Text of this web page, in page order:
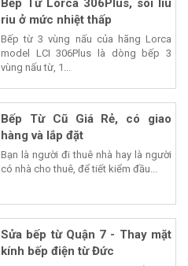
riu ở mức nhiệt thấp
Bếp từ 3 vùng nấu của hãng Lorca
model LCI 306Plus là dòng bếp 3
vùng nấu từ, 1...
Bếp Từ Cũ Giá Rẻ, có giao
hàng và lắp đặt
Bạn là người đi thuê nhà hay là người
có nhà cho thuê, để tiết kiểm đầu...
Sửa bếp từ Quận 7 - Thay mặt
kính bếp điện từ Đức